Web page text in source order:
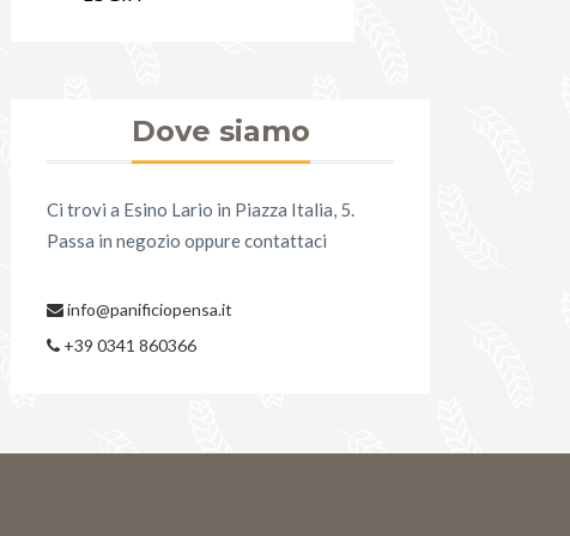
Dove siamo
Ci trovi a Esino Lario in Piazza Italia, 5.
Passa in negozio oppure contattaci
info@panificiopensa.it
+39 0341 860366